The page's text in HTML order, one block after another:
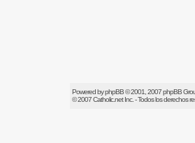
Powered byphpBB© 2001, 2007 phpBB
© 2007Catholic.netInc. - Todos los derechos